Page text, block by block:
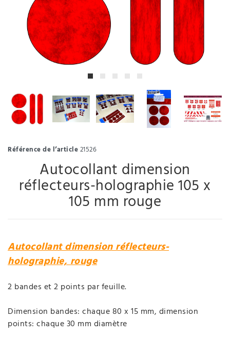
Référence de l’article21526
Autocollant dimension
réflecteurs-holographie 105 x
105 mm rouge
Autocollant dimension réflecteurs-
holographie, rouge
2 bandes et 2 points par feuille.
Dimension bandes: chaque 80 x 15 mm, dimension
points: chaque 30 mm diamètre